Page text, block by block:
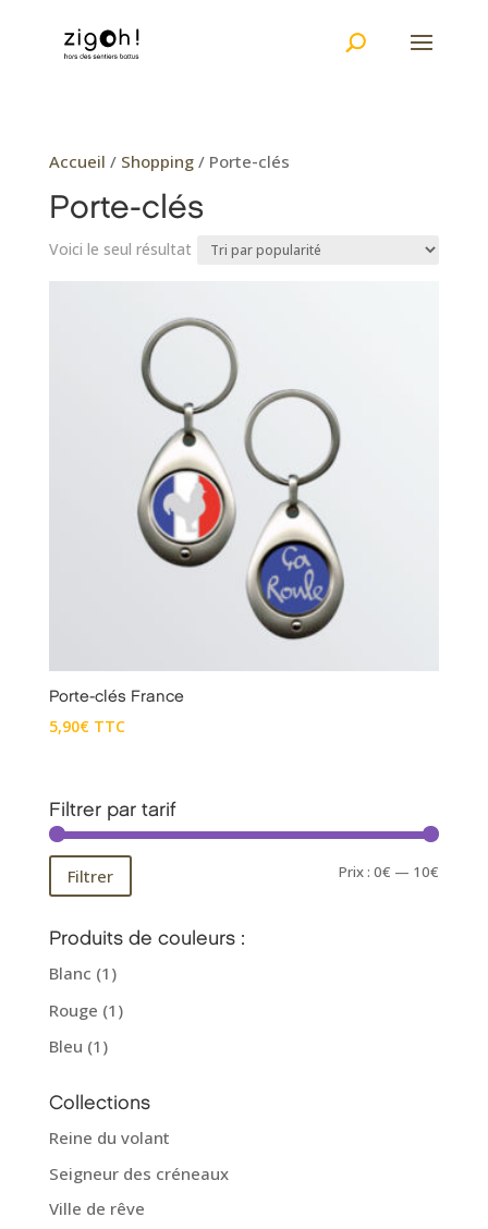
Accueil / Shopping/ Porte-clés
Porte-clés
Voici le seul résultat
Porte-clés France
5,90€ TTC
Filtrer par tarif
Filtrer Prix :0€ — 10€
Produits de couleurs :
Blanc (1)
Rouge (1)
Bleu (1)
Collections
Reine du volant
Seigneur des créneaux
Ville de rêve